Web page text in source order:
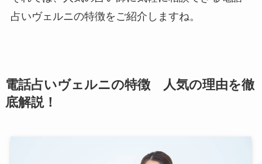
占いヴェルニの特徴をご紹介しますね。
電話占いヴェルニの特徴 人気の理由を徹
底解説！